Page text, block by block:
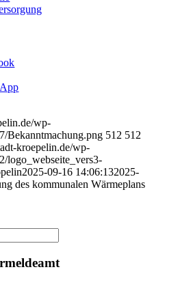
wp-
Bekanntmachung.png 512 512
kroepelin.de/wp-
logo_webseite_vers3-
2025-09-16 14:06:132025-
des kommunalen Wärmeplans